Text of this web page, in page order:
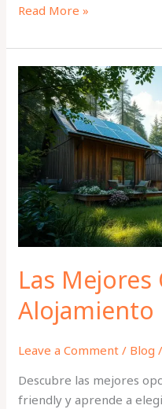
Read More »
Las
Alojamiento
Leave a Comment / Blog
Descubre las mejores
friendly y aprende a
Las
Mejores
Opciones
de
Alojamiento
Eco-
Friendly